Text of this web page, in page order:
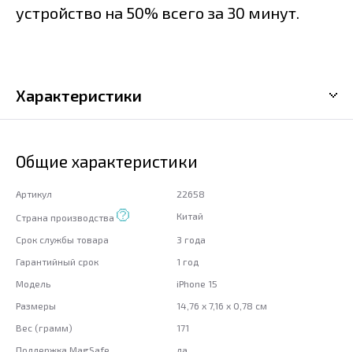
устройство на 50% всего за 30 минут.
Характеристики
Общие характеристики
Артикул 22658
Страна производства Китай
Срок службы товара
3 года
Гарантийный срок
1 год
Модель
iPhone 15
Размеры
14,76 x 7,16 x 0,78 см
Вес (грамм)
171
Поддержка MagSafe
да